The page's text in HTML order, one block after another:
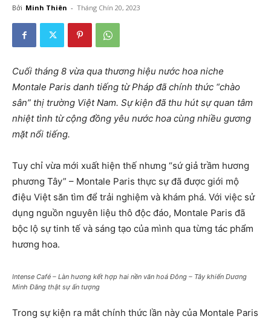
Bởi Minh Thiên - Tháng Chín 20, 2023
Cuối tháng 8 vừa qua thương hiệu nước hoa niche
Montale Paris danh tiếng từ Pháp đã chính thức “chào
sân” thị trường Việt Nam. Sự kiện đã thu hút sự quan tâm
nhiệt tình từ cộng đồng yêu nước hoa cùng nhiều gương
mặt nổi tiếng.
Tuy chỉ vừa mới xuất hiện thế nhưng “sứ giả trầm hương
phương Tây” – Montale Paris thực sự đã được giới mộ
điệu Việt săn tìm để trải nghiệm và khám phá. Với việc sử
dụng nguồn nguyên liệu thô độc đáo, Montale Paris đã
bộc lộ sự tinh tế và sáng tạo của mình qua từng tác phẩm
hương hoa.
Intense Café – Làn hương kết hợp hai nền văn hoá Đông – Tây khiến Dương
Minh Đăng thật sự ấn tượng
Trong sự kiện ra mắt chính thức lần này của Montale Paris